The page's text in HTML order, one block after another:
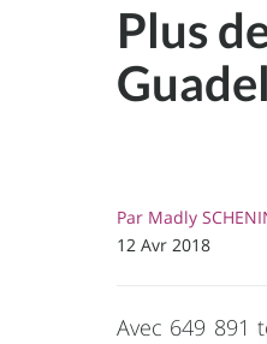
Plus
Par Madly
12 Avr 2018
Avec 649 891